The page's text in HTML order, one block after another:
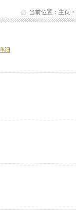
当前位置： 主页 >
细